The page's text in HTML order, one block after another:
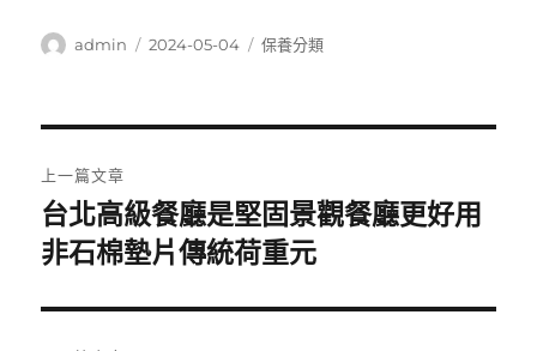
作
admin
發
2024-05-04
分
保養分類
章
導
覽
上一篇文章
上
一
文
台北高級餐廳是堅固景觀餐廳更好用
非石棉墊片傳統荷重元